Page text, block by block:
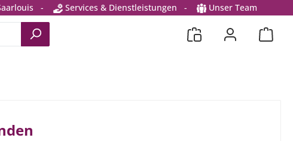
- Services & Dienstleistungen - Unser Team